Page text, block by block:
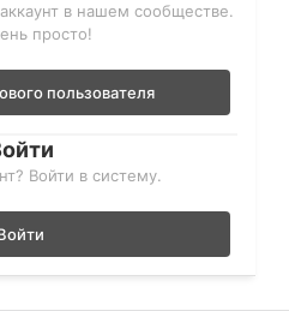
в нашем сообществе.
просто!
пользователя
Войти в систему.